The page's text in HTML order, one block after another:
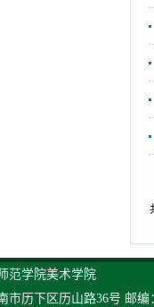
范学院美术学院
市历下区历山路36号 邮编